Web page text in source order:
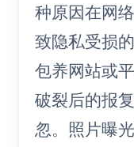
种原因在网
致隐私受损
包养网站或
破裂后的报
忽。照片曝